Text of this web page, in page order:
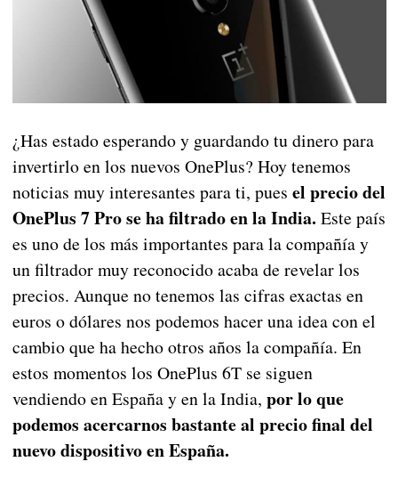
¿Has estado esperando y guardando tu dinero para
invertirlo en los nuevos OnePlus? Hoy tenemos
noticias muy interesantes para ti, pues el precio del
OnePlus 7 Pro se ha filtrado en la India. Este país
es uno de los más importantes para la compañía y
un filtrador muy reconocido acaba de revelar los
precios. Aunque no tenemos las cifras exactas en
euros o dólares nos podemos hacer una idea con el
cambio que ha hecho otros años la compañía. En
estos momentos los OnePlus 6T se siguen
vendiendo en España y en la India, por lo que
podemos acercarnos bastante al precio final del
nuevo dispositivo en España.